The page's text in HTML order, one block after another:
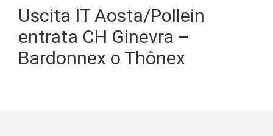
Uscita IT Aosta/Pollein
entrata CH Ginevra –
Bardonnex o Thônex